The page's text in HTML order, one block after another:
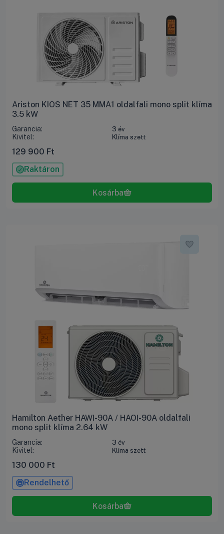
Ariston KIOS NET 35 MMA1 oldalfali mono split klíma
3.5 kW
Garancia: 3 év
Kivitel: Klíma szett
129 900 Ft
Raktáron
Hamilton Aether HAWI-90A / HAOI-90A oldalfali
mono split klíma 2.64 kW
Garancia: 3 év
Kivitel: Klíma szett
130 000 Ft
Rendelhető